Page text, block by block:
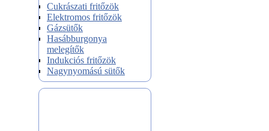
Cukrászati fritőzök
Elektromos fritőzök
Gázsütők
Hasábburgonya
melegítők
Indukciós fritőzök
Nagynyomású sütők